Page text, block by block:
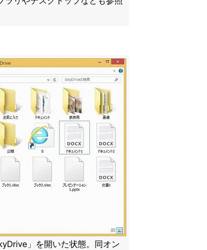
」を開いた状態。同オン